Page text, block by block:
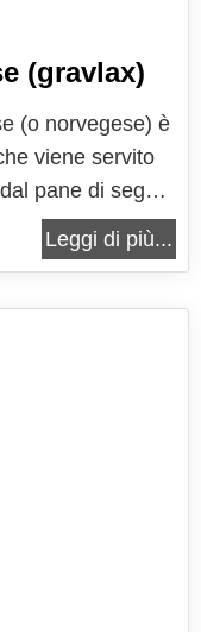
(gravlax)
(o norvegese) è
viene servito
pane di segale
di senape, che
proprio per
Leggi di più...